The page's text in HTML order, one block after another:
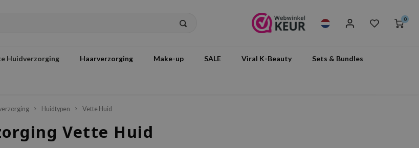
0
Huidverzorging Haarverzorging Make-up SALE Viral K-Beauty Sets & Bundles
Huidtypen Vette Huid
Vette Huid